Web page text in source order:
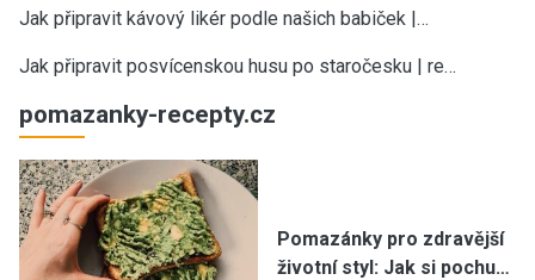
Jak připravit kávový likér podle našich babiček |…
Jak připravit posvícenskou husu po staročesku | re…
pomazanky-recepty.cz
Pomazánky pro zdravější
životní styl: Jak si pochu…